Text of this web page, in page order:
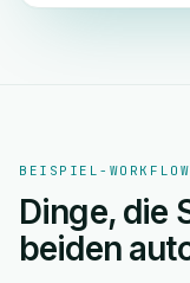
BEISPIEL-
Dinge, die
beiden